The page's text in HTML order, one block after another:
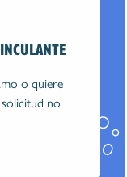
o quiere
no